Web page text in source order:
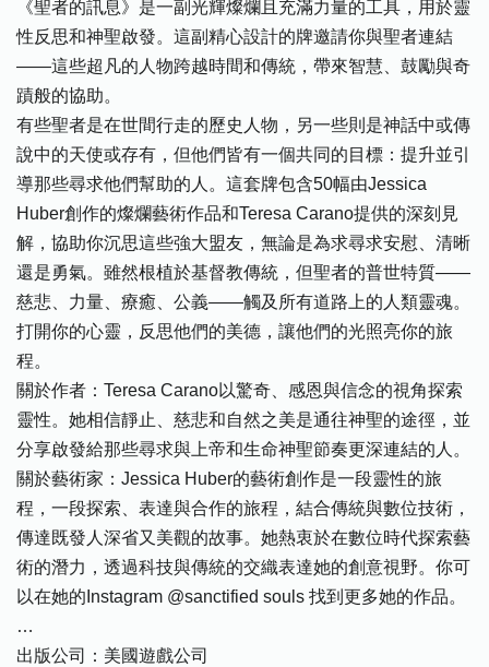
《聖者的訊息》是一副光輝燦爛且充滿力量的工具，用於靈
性反思和神聖啟發。這副精心設計的牌邀請你與聖者連結
——這些超凡的人物跨越時間和傳統，帶來智慧、鼓勵與奇
蹟般的協助。
有些聖者是在世間行走的歷史人物，另一些則是神話中或傳
說中的天使或存有，但他們皆有一個共同的目標：提升並引
導那些尋求他們幫助的人。這套牌包含50幅由Jessica
Huber創作的燦爛藝術作品和Teresa Carano提供的深刻見
解，協助你沉思這些強大盟友，無論是為求尋求安慰、清晰
還是勇氣。雖然根植於基督教傳統，但聖者的普世特質——
慈悲、力量、療癒、公義——觸及所有道路上的人類靈魂。
打開你的心靈，反思他們的美德，讓他們的光照亮你的旅
程。
關於作者：Teresa Carano以驚奇、感恩與信念的視角探索
靈性。她相信靜止、慈悲和自然之美是通往神聖的途徑，並
分享啟發給那些尋求與上帝和生命神聖節奏更深連結的人。
關於藝術家：Jessica Huber的藝術創作是一段靈性的旅
程，一段探索、表達與合作的旅程，結合傳統與數位技術，
傳達既發人深省又美觀的故事。她熱衷於在數位時代探索藝
術的潛力，透過科技與傳統的交織表達她的創意視野。你可
以在她的Instagram @sanctified souls 找到更多她的作品。
…
出版公司：美國遊戲公司